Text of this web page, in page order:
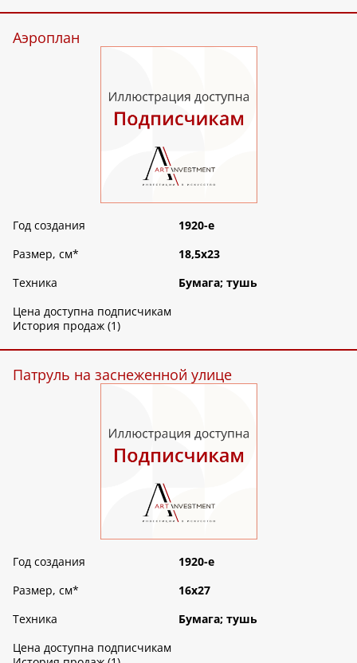
Аэроплан
Год создания
1920-е
Размер, см*
18,5х23
Техника
Бумага; тушь
Цена доступна подписчикам
История продаж (1)
Патруль на заснеженной улице
Год создания
1920-е
Размер, см*
16х27
Техника
Бумага; тушь
Цена доступна подписчикам